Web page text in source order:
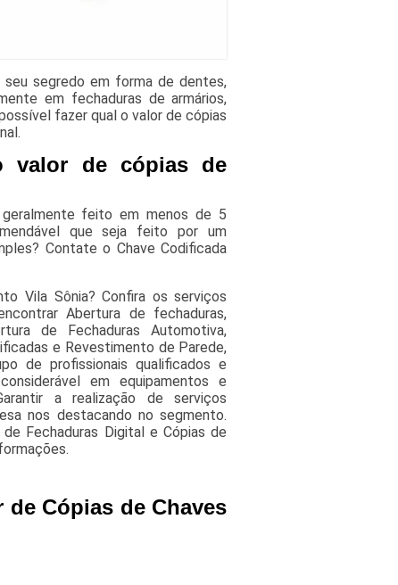
segredo em forma de dentes,
em fechaduras de armários,
fazer qual o valor de cópias
valor de cópias de
feito em menos de 5
que seja feito por um
Contate o Chave Codificada
Vila Sônia? Confira os serviços
Abertura de fechaduras,
de Fechaduras Automotiva,
e Revestimento de Parede,
de profissionais qualificados e
em equipamentos e
a realização de serviços
nos destacando no segmento.
Fechaduras Digital e Cópias de
de Cópias de Chaves